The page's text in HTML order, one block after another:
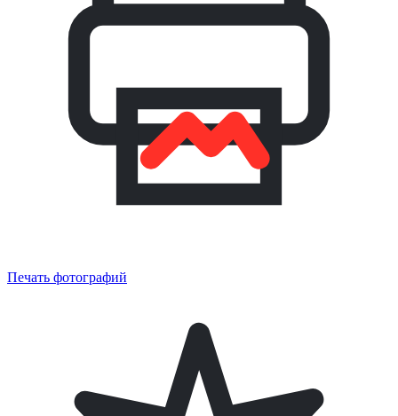
Печать фотографий